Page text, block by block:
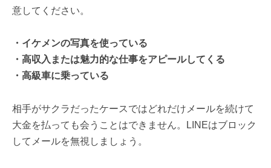
意してください。
・イケメンの写真を使っている
・高収入または魅力的な仕事をアピールしてくる
・高級車に乗っている
相手がサクラだったケースではどれだけメールを続けて
大金を払っても会うことはできません。LINEはブロック
してメールを無視しましょう。